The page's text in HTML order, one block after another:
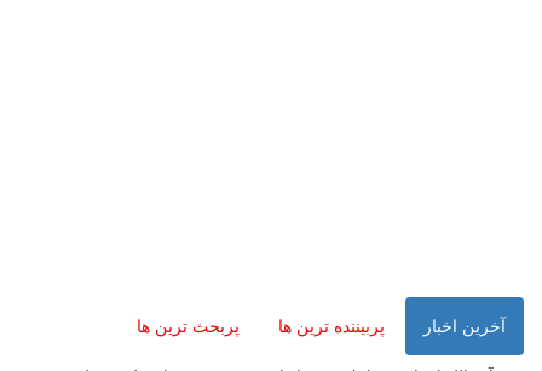
آخرین اخبار پربیننده ترین ها پربحث ترین ها